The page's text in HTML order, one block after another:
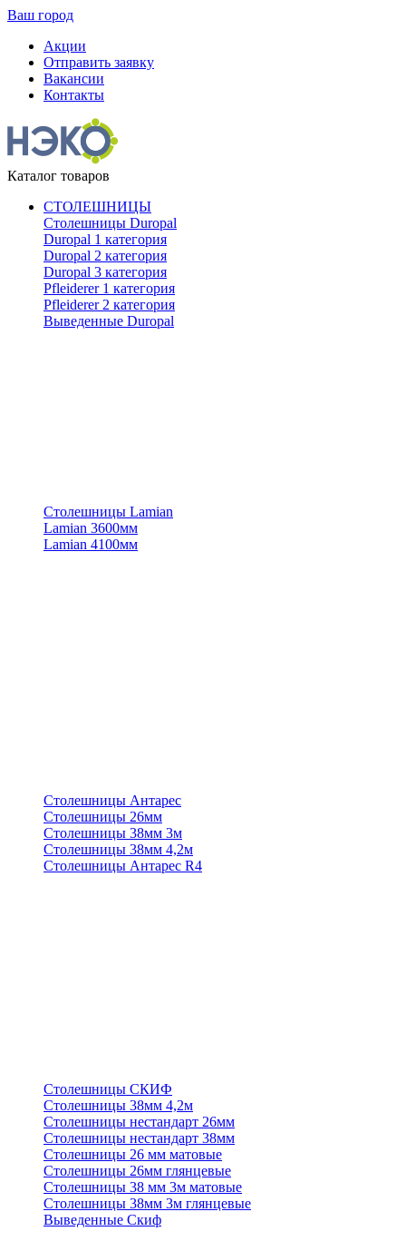
Ваш город
Акции
Отправить заявку
Вакансии
Контакты
Каталог товаров
СТОЛЕШНИЦЫ
Столешницы Duropal
Duropal 1 категория
Duropal 2 категория
Duropal 3 категория
Pfleiderer 1 категория
Pfleiderer 2 категория
Выведенные Duropal
Столешницы Lamian
Lamian 3600мм
Lamian 4100мм
Столешницы Антарес
Столешницы 26мм
Столешницы 38мм 3м
Столешницы 38мм 4,2м
Столешницы Антарес R4
Столешницы СКИФ
Столешницы 38мм 4,2м
Столешницы нестандарт 26мм
Столешницы нестандарт 38мм
Столешницы 26 мм матовые
Столешницы 26мм глянцевые
Столешницы 38 мм 3м матовые
Столешницы 38мм 3м глянцевые
Выведенные Скиф